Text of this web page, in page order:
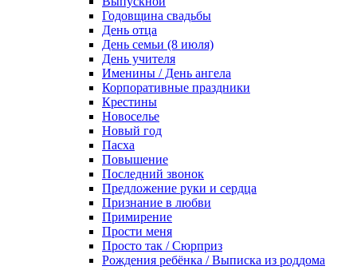
Годовщина свадьбы
День отца
День семьи (8 июля)
День учителя
Именины / День ангела
Корпоративные праздники
Крестины
Новоселье
Новый год
Пасха
Повышение
Последний звонок
Предложение руки и сердца
Признание в любви
Примирение
Прости меня
Просто так / Сюрприз
Рождения ребёнка / Выписка из роддома